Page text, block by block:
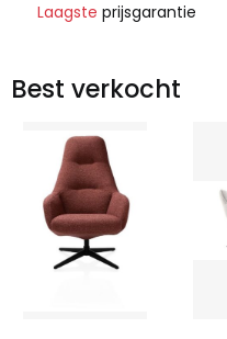
Laagste prijsgarantie
Best verkocht